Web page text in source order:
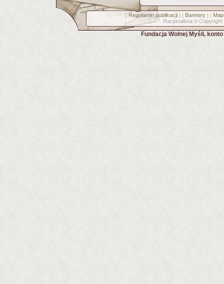
[ Regulamin publikacji] [ Bannery] [
Racjonalista © Copyright
Fundacja Wolnej Myśli,